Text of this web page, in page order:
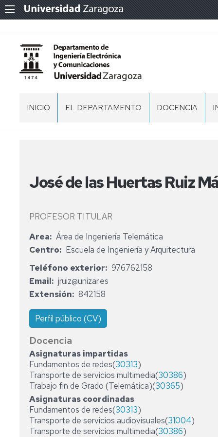
INICIO EL DEPARTAMENTO
COMISION
PERMANENTE
DE
CONSEJO
DEPARTAMENTO
RECINTOS
ACTAS,
DOCUMENTOS
MEMORIAS
DE
DEPARTAMENTO
COMISIÓN
PERMANENTE
ENTIDADES
COLABORADORAS
IMPRESOS
DOCENCIA
José de las Huertas Ruiz
PROFESOR TITULAR
Area
Área de Ingeniería Telemática
Centro
Escuela de Ingeniería y Arquitectura
Teléfono exterior
976762158
Email
jruiz@unizar.es
Extensión
842158
Perfil público (CV)
Docencia
Asignaturas impartidas
Fundamentos de redes(30313)
Transporte de servicios multimedia(30386)
Trabajo fin de Grado (Telemática)(30365)
Asignaturas coordinadas
Fundamentos de redes(30313)
Transporte de servicios audiovisuales(31004)
Transporte de servicios multimedia(30386)